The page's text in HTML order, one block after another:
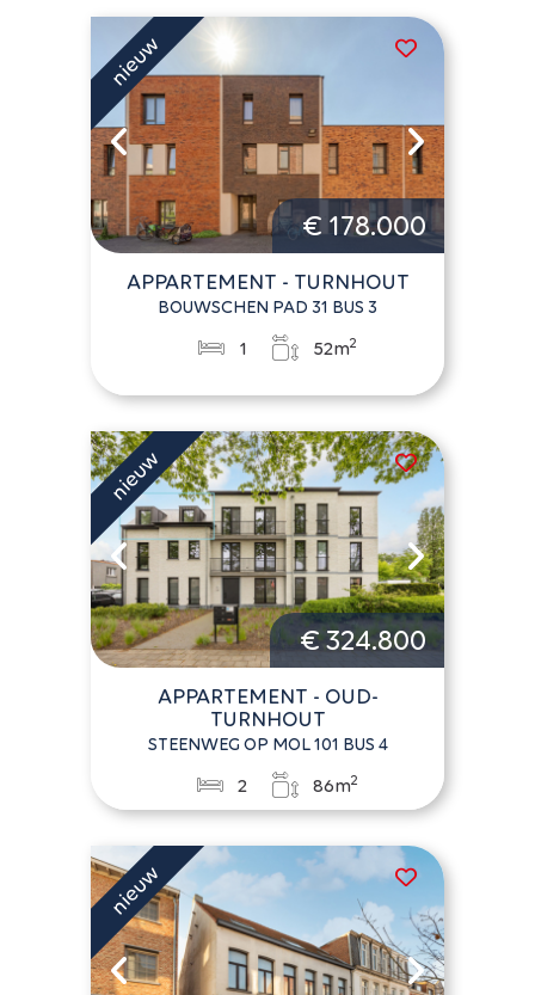
€ 178.000
APPARTEMENT - TURNHOUT
BOUWSCHEN PAD 31 BUS 3
1 52m2
€ 324.800
APPARTEMENT - OUD-
TURNHOUT
STEENWEG OP MOL 101 BUS 4
2 86m2